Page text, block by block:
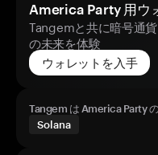
America Party 用ウ
Tangemと共に暗号通
の未来を体験
ウォレットを入手
Tangem は America Party
Solana